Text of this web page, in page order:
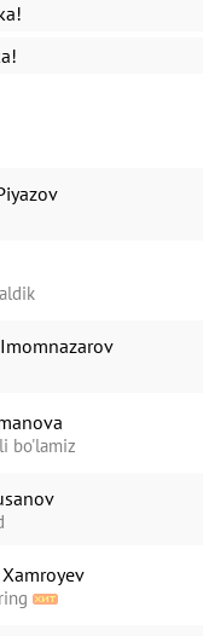
bo'lamiz